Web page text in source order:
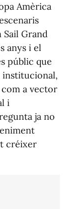
Amèrica
Sail Grand
anys i el
públic que
institucional,
a vector
i
ja no
créixer